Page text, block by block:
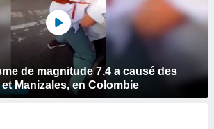
de magnitude 7,4 a causé des
Manizales, en Colombie